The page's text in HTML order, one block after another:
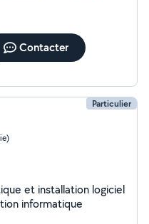
Contacter
Particulier
et installation logiciel
informatique